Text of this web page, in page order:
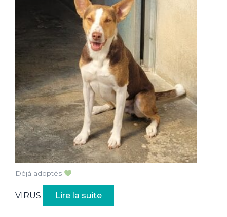
Déjà adoptés
VIRUS Lire la suite